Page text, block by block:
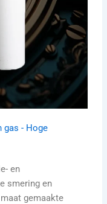
gas - Hoge
en
smering en
gemaakte